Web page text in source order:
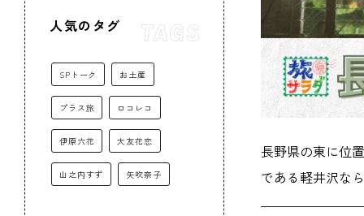
人気のタグ
SPトーク お土産
プラス旅 ロコレコ
伊原六花 大友花恋
山之内すず 矢吹奈子
長野県の東に位
である軽井沢な